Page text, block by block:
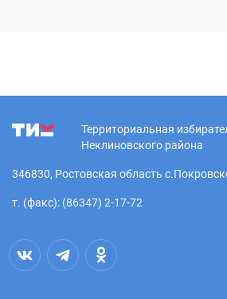
Территориальная
Неклиновского района
346830, Ростовская область
т. (факс): (86347) 2-17-72